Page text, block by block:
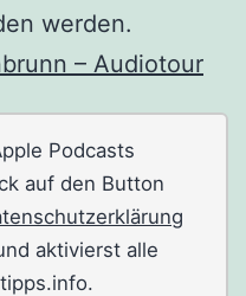
werden.
– Audiotour
Podcasts
auf den Button
aktivierst alle